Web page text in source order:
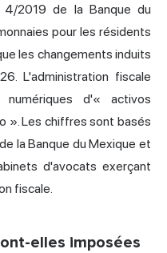
2019 de la Banque du
pour les résidents
les changements induits
L'administration fiscale
d'« activos
». Les chiffres sont basés
la Banque du Mexique et
d'avocats exerçant
fiscale.
elles imposées